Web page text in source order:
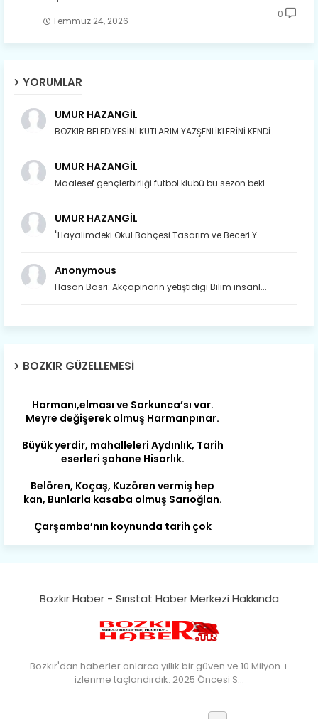
Temmuz 24, 2026
0
YORUMLAR
UMUR HAZANGİL
BOZKIR BELEDİYESİNİ KUTLARIM.YAZŞENLİKLERİNİ KENDİ...
UMUR HAZANGİL
Maalesef gençlerbirliği futbol klubü bu sezon bekl...
UMUR HAZANGİL
"Hayalimdeki Okul Bahçesi Tasarım ve Beceri Y...
Anonymous
Hasan Basri: Akçapınarın yetiştidigi Bilim insanl...
BOZKIR GÜZELLEMESI
Son yıllarda orda yok artık ağlayan,
Çat değişti, şimdi gülüyor Çağlayan.
Tanıtır Bozkır’ı acizâne Dere.
Büyük yerdir, mahalleleri Aydınlık, Tarih
Belören, Koçaş, Kuzören vermiş hep
Çarşamba’nın koynunda tarih çok
Sorkun.
Tarih, kültür, ozan ve Gazi orda var.
Ortaoluk çeşmenden su içen kanar,
Okuyan, yazıp bileni hep umutlu,
Bozkır Haber - Sırıstat Haber Merkezi Hakkında
Bozkır'dan haberler onlarca yıllık bir güven ve 10 Milyon +
izlenme taçlandırdık. 2025 Öncesi S…